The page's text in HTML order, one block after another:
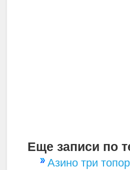
Еще записи по
Азино три